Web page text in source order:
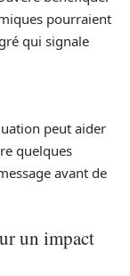
pourraient
qui signale
peut aider
quelques
avant de
un impact